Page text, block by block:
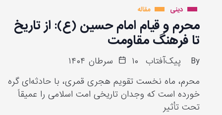
دینی
مقاله
محرم و قیام امام حسین (ع): از تاریخ
تا فرهنگ مقاومت
By پیک‌آفتاب
۱۰ سرطان ۱۴۰۴
محرم، ماه نخست تقویم هجری قمری، با حادثه‌ای گره
خورده است که وجدان تاریخی امت اسلامی را عمیقاً
تحت تأثیر